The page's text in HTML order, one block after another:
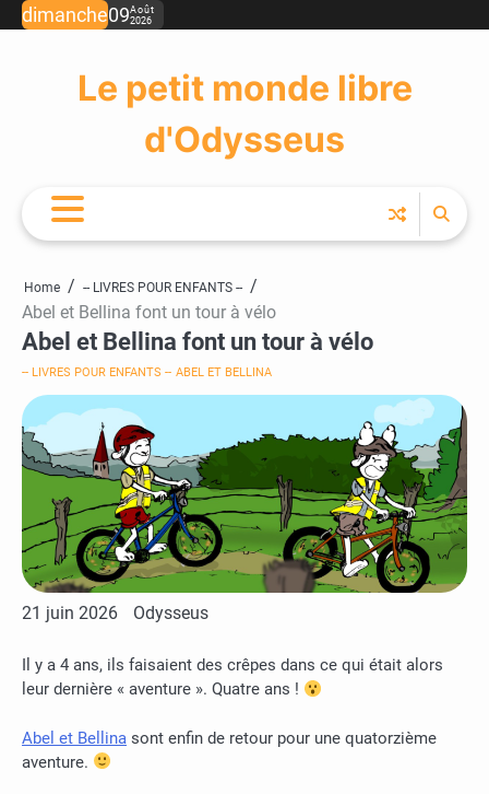
Skipdimanche09Août
2026
Le petit monde libre
d'Odysseus
Home -- LIVRES POUR ENFANTS --
Abel et Bellina font un tour à vélo
Abel et Bellina font un tour à vélo
-- LIVRES POUR ENFANTS -- ABEL ET BELLINA
21 juin 2026 Odysseus
Il y a 4 ans, ils faisaient des crêpes dans ce qui était alors
leur dernière « aventure ». Quatre ans !
Abel et Bellina sont enfin de retour pour une quatorzième
aventure.